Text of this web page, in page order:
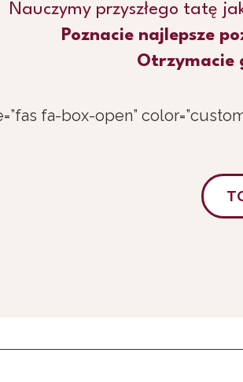
Nauczymy przyszłego tatę
Poznacie najlepsze
Otrzymacie
fa-box-open”